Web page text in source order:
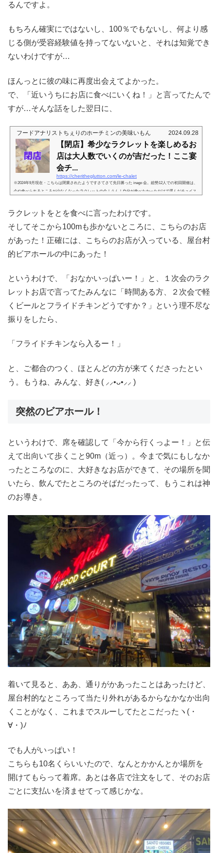
るんですよ。
もちろん確実にではないし、100％でもないし、何より感
じる側が受容経験値を持ってないないと、それは知覚でき
ないわけですが…
ほんっとに彼の味に再度出会えてよかった。
で、「近いうちにお店に食べにいくね！」と言ってたんで
すが…そんな話をした翌日に、
フードアナリストちぇりのホーチミンの美味いもん 2024.09.28
【閉店】希少なラクレットを楽しめるお
店は大人数でいくのが吉だった！ここ宴
会チ...
https://cheritheglutton.com/le-chalet
※2024年9月現在・こちらは閉業されたようですさてさて先日募った inago 会。総勢12人での初回開催は、
今や食べられるところが少なくなったラクレットの会！うん！自分が食べたかっただけで選んだチョイス
以前ご紹介した、↑こちらからは店名が変わってるようだったのですが、明確な名称はわからず(-人-)ただ
店頭にシンボリックな大き...
ラクレットをとを食べに言ったわけです。
そしてそこから100mも歩かないところに、こちらのお店
があった！正確には、こちらのお店が入っている、屋台村
的ビアホールの中にあった！
というわけで、「おなかいっぱいー！」と、１次会のラク
レットお店で言ってたみんなに「時間ある方、２次会で軽
くビールとフライドチキンどうですか？」という理不尽な
振りをしたら、
「フライドチキンなら入るー！」
と、ご都合のつく、ほとんどの方が来てくださったとい
う。もうね、みんな、好き( ⸝⸝•ᴗ•⸝⸝ )
突然のビアホール！
というわけで、席を確認して「今から行くっよー！」と伝
えて出向いて歩くこと90m（近っ）。今まで気にもしなか
ったところなのに、大好きなお店ができて、その場所を聞
いたら、飲んでたところのそばだったって、もうこれは神
のお導き。
着いて見ると、ああ、通りがかあったことはあったけど、
屋台村的なところって当たり外れがあるからなかなか出向
くことがなく、これまでスルーしてたとこだったヽ(・
∀・)ﾉ
でも人がいっぱい！
こちらも10名くらいいたので、なんとかかんとか場所を
開けてもらって着席。あとは各店で注文をして、そのお店
ごとに支払いを済ませてって感じかな。